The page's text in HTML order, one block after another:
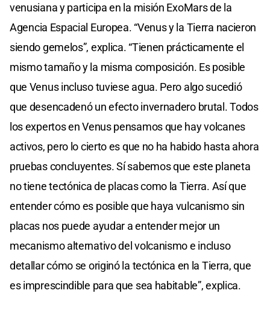
venusiana y participa en la misión ExoMars de la
Agencia Espacial Europea. “Venus y la Tierra nacieron
siendo gemelos”, explica. “Tienen prácticamente el
mismo tamaño y la misma composición. Es posible
que Venus incluso tuviese agua. Pero algo sucedió
que desencadenó un efecto invernadero brutal. Todos
los expertos en Venus pensamos que hay volcanes
activos, pero lo cierto es que no ha habido hasta ahora
pruebas concluyentes. Sí sabemos que este planeta
no tiene tectónica de placas como la Tierra. Así que
entender cómo es posible que haya vulcanismo sin
placas nos puede ayudar a entender mejor un
mecanismo alternativo del volcanismo e incluso
detallar cómo se originó la tectónica en la Tierra, que
es imprescindible para que sea habitable”, explica.